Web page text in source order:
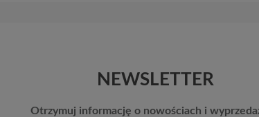
NEWSLETTER
Otrzymuj informację o nowościach i